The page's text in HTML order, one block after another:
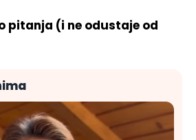
pitanja (i ne odustaje od